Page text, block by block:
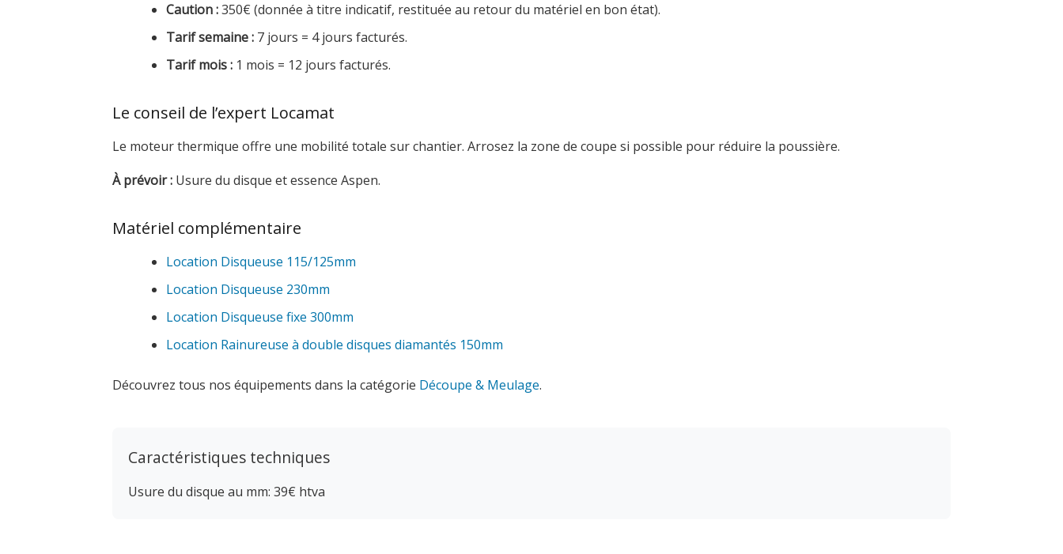
Caution :350€ (donnée à titre indicatif, restituée au retour du matériel en bon état).
Tarif semaine : 7 jours = 4 jours facturés.
Tarif mois : 1 mois = 12 jours facturés.
Le conseil de l’expert Locamat
Le moteur thermique offre une mobilité totale sur chantier. Arrosez la zone de coupe si possible pour réduire la poussière.
À prévoir : Usure du disque et essence Aspen.
Matériel complémentaire
Location Disqueuse 115/125mm
Location Disqueuse 230mm
Location Disqueuse fixe 300mm
Location Rainureuse à double disques diamantés 150mm
Découvrez tous nos équipements dans la catégorie Découpe & Meulage.
Caractéristiques techniques
Usure du disque au mm: 39€ htva